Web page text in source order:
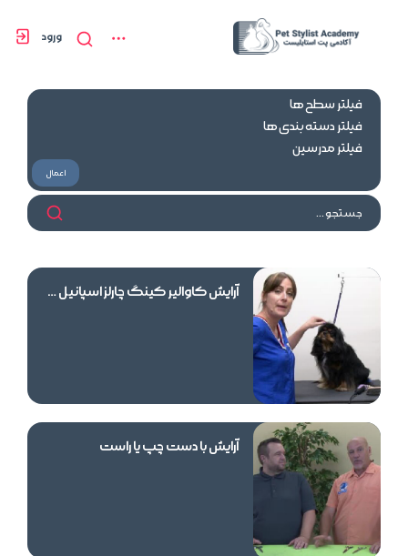
ورود
فیلتر سطح ها
فیلتر دسته بندی ها
فیلتر مدرسین
اعمال
آرایش کاوالیر کینگ چارلز اسپانیل به سبک حیوان خانگی
آرایش با دست چپ یا راست